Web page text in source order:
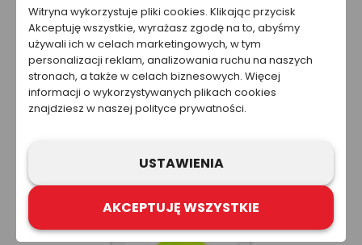
Witryna wykorzystuje pliki cookies. Klikając przycisk
Akceptuję wszystkie, wyrażasz zgodę na to, abyśmy
używali ich w celach marketingowych, w tym
personalizacji reklam, analizowania ruchu na naszych
stronach, a także w celach biznesowych. Więcej
informacji o wykorzystywanych plikach cookies
znajdziesz w naszej polityce prywatności.
USTAWIENIA
AKCEPTUJĘ WSZYSTKIE